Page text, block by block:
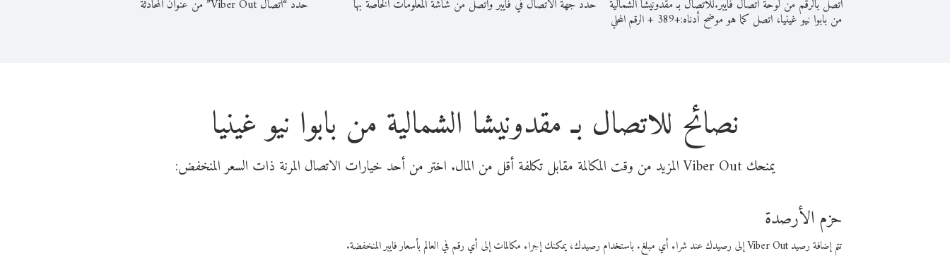
اتصل بالرقم من لوحة اتصال فايبر.للاتصال بـ مقدونيشا الشمالية
من بابوا نيو غينيا، اتصل كما هو موضح أدناه:+
389
+الرقم المحلي
حدد جهة الاتصال في فايبر واتصل من شاشة المعلومات الخاصة بها حدد “اتصال Viber Out” من عنوان المحادثة
نصائح للاتصال بـ مقدونيشا الشمالية من بابوا نيو غينيا
يمنحك Viber Out المزيد من وقت المكالمة مقابل تكلفة أقل من المال. اختر من أحد خيارات الاتصال المرنة ذات السعر المنخفض:
حزم الأرصدة
تتم إضافة رصيد Viber Out إلى رصيدك عند شراء أي مبلغ. باستخدام رصيدك، يمكنك إجراء مكالمات إلى أي رقم في العالم بأسعار فايبر المنخفضة.